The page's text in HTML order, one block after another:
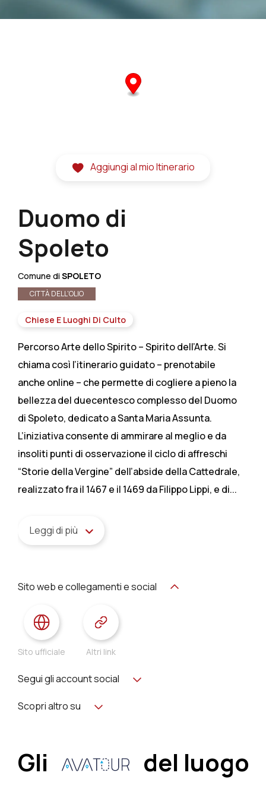
Duomo di
Spoleto
Comune di SPOLETO
CITTÀ DELL'OLIO
Chiese E Luoghi Di Culto
Aggiungi al mio Itinerario
Percorso Arte dello Spirito – Spirito dell’Arte. Si
chiama così l’itinerario guidato – prenotabile
anche online – che permette di cogliere a pieno la
bellezza del duecentesco complesso del Duomo
di Spoleto, dedicato a Santa Maria Assunta.
L’iniziativa consente di ammirare al meglio e da
insoliti punti di osservazione il ciclo di affreschi
“Storie della Vergine” dell’abside della Cattedrale,
realizzato fra il 1467 e il 1469 da Filippo Lippi, e di...
Leggi di più
Gli del luogo
Sito web e collegamenti e social
Sito ufficiale Altri link
Segui gli account social
Scopri altro su